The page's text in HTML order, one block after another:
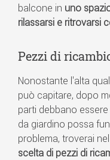
balcone in uno
rilassarsi e ritrovarsi
Pezzi di
Nonostante l'alta
può capitare, dopo
parti debbano
da giardino possa
problema, troverai
scelta di pezzi di